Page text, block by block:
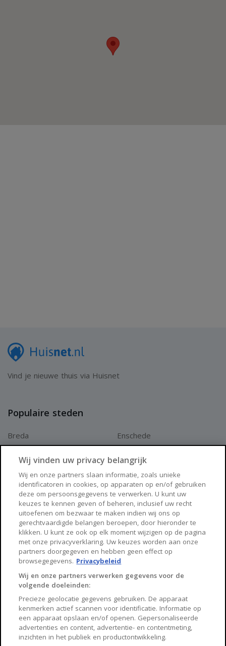
Vind je nieuwe thuis via Huisnet
Populaire steden
Breda
Arnhem
Enschede
Zwolle
Huisnet
Over Huisnet
Algemene voorwaarden
Privacybeleid
Contact
Sitemap
Wij vinden uw privacy belangrijk
Wij en onze partners slaan informatie, zoals unieke
identificatoren in cookies, op apparaten op en/of gebruiken
deze om persoonsgegevens te verwerken. U kunt uw
keuzes te kennen geven of beheren, inclusief uw recht
uitoefenen om bezwaar te maken indien wij ons op
gerechtvaardigde belangen beroepen, door hieronder te
klikken. U kunt ze ook op elk moment wijzigen op de pagina
met onze privacyverklaring. Uw keuzes worden aan onze
partners doorgegeven en hebben geen effect op
browsegegevens. Privacybeleid
Wij en onze partners verwerken gegevens voor de
volgende doeleinden:
Precieze geolocatie gegevens gebruiken. De apparaat
kenmerken actief scannen voor identificatie. Informatie op
een apparaat opslaan en/of openen. Gepersonaliseerde
advertenties en content, advertentie- en contentmeting,
inzichten in het publiek en productontwikkeling.